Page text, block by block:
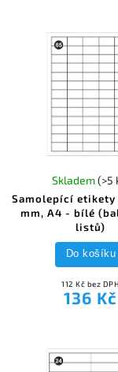
Samolepící etikety
mm, A4 - bílé
listů)
Skladem(>5
112 Kč bez DPH
136 Kč
Do košíku